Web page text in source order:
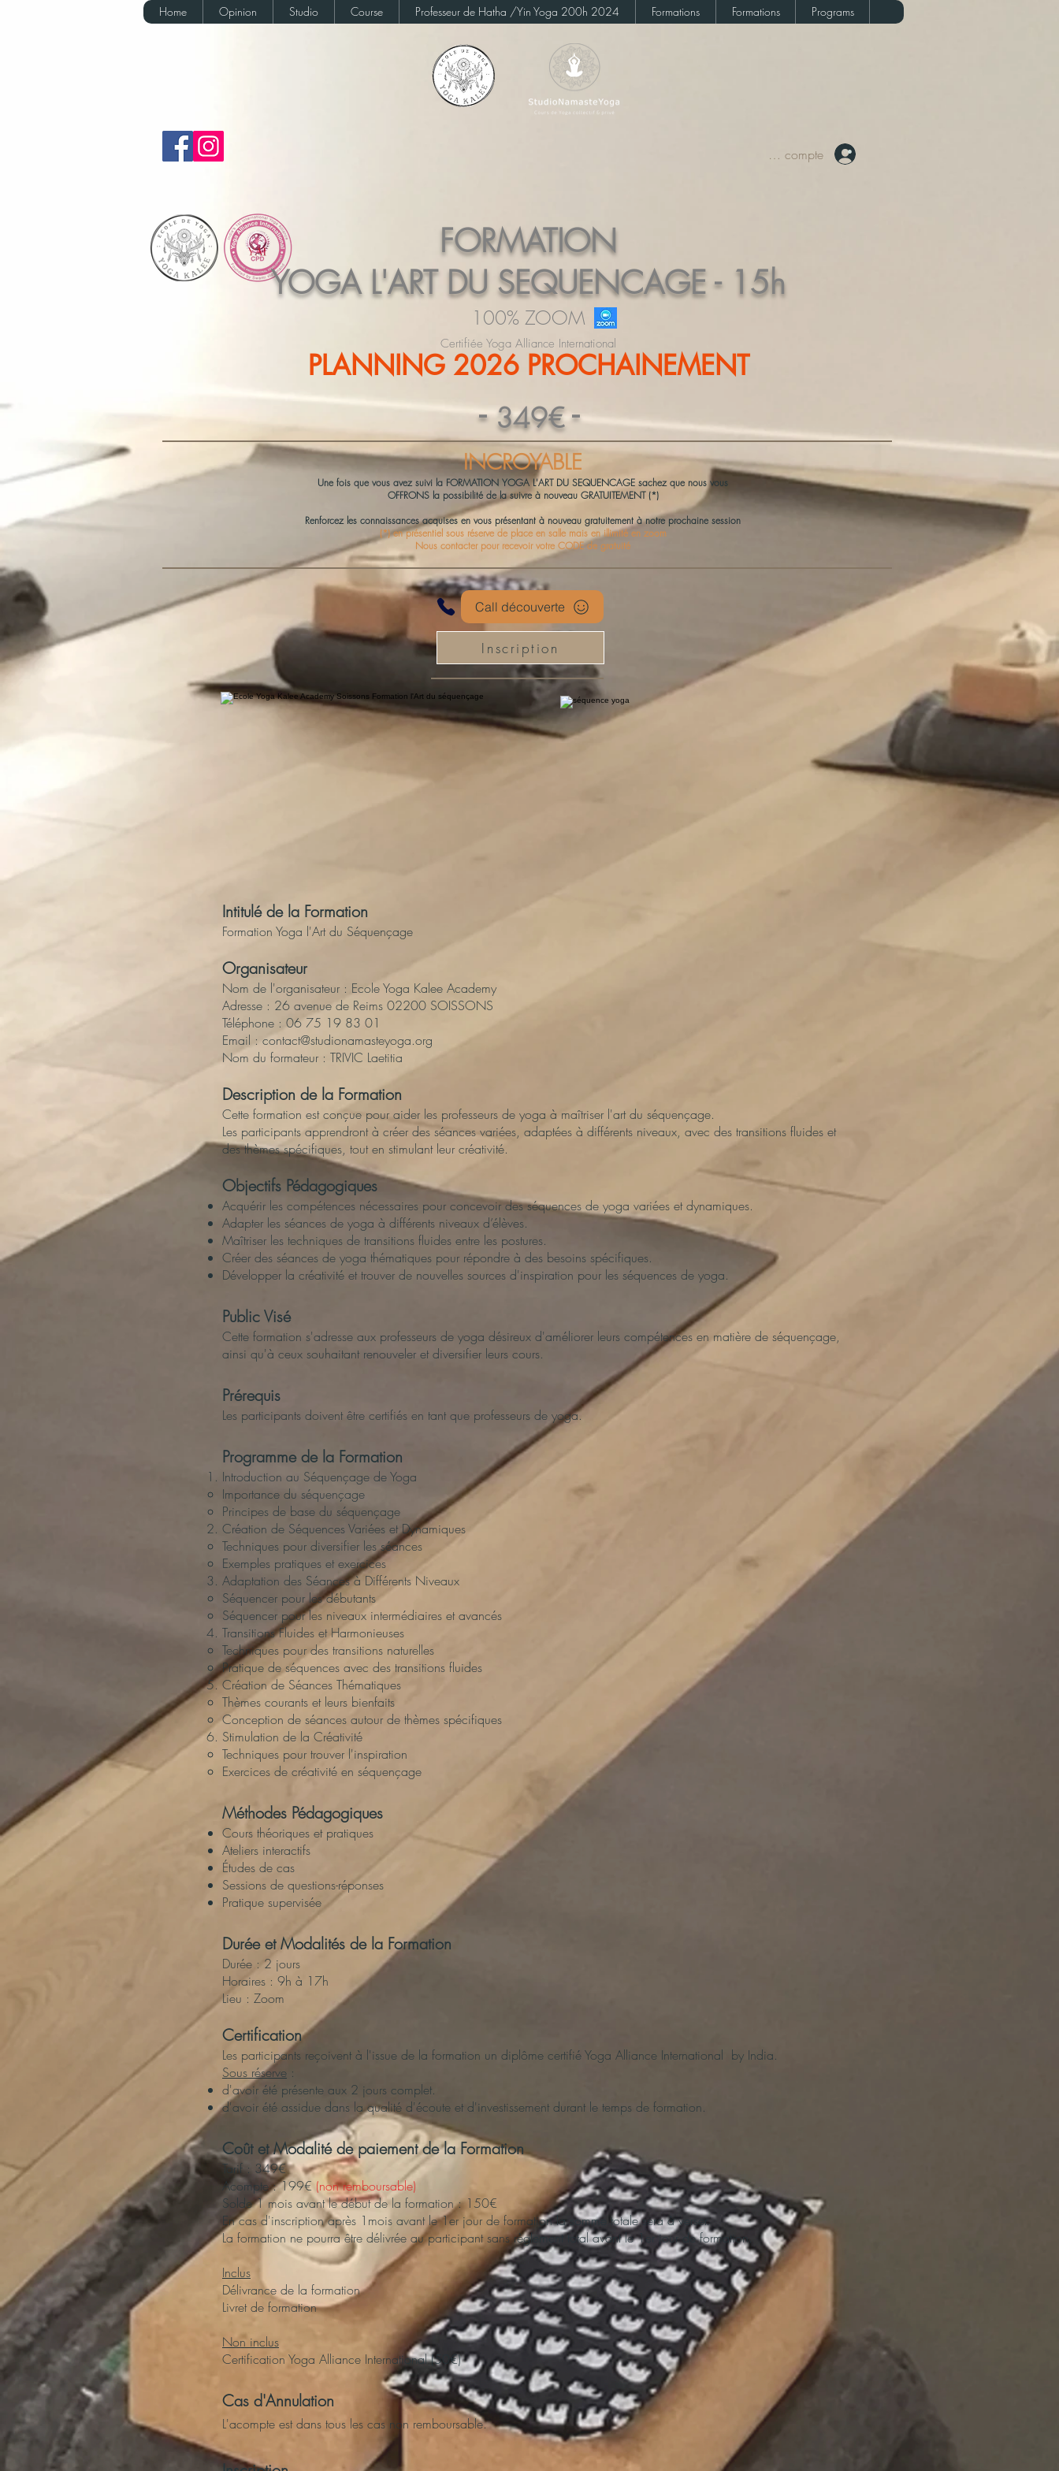
Home Opinion Studio Course Professeur de Hatha /Yin Yoga 200h 2024 Formations Formations Programs
Votre compte
FORMATION
YOGA L'ART DU SEQUENCAGE - 15h
100% ZOOM
Certifiée Yoga Alliance International
PLANNING 2026 PROCHAINEMENT
-349€ -
INCROYABLE
Une fois que vous avez suivi la FORMATION YOGA L'ART DU SEQUENCAGE sachez que nous vous
OFFRONS la possibilité de la suivre à nouveau GRATUITEMENT (*)
Renforcez les connaissances acquises en vous présentant à nouveau gratuitement à notre prochaine session
(*) en présentiel sous réserve de place en salle mais en illimité en zoom
Nous contacter pour recevoir votre CODE de gratuité
Call découverte
Inscription
Intitulé de la Formation
Formation Yoga l'Art du Séquençage
Organisateur
Nom de l'organisateur : Ecole Yoga Kalee Academy
Adresse : 26 avenue de Reims 02200 SOISSONS
Téléphone : 06 75 19 83 01
Email : contact@studionamasteyoga.org
Nom du formateur : TRIVIC Laetitia
Description de la Formation
Cette formation est conçue pour aider les professeurs de yoga à maîtriser l'art du séquençage.
Les participants apprendront à créer des séances variées, adaptées à différents niveaux, avec des transitions fluides et
des thèmes spécifiques, tout en stimulant leur créativité.
Objectifs Pédagogiques
Acquérir les compétences nécessaires pour concevoir des séquences de yoga variées et dynamiques.
Adapter les séances de yoga à différents niveaux d’élèves.
Maîtriser les techniques de transitions fluides entre les postures.
Créer des séances de yoga thématiques pour répondre à des besoins spécifiques.
Développer la créativité et trouver de nouvelles sources d'inspiration pour les séquences de yoga.
Public Visé
Cette formation s'adresse aux professeurs de yoga désireux d'améliorer leurs compétences en matière de séquençage,
ainsi qu'à ceux souhaitant renouveler et diversifier leurs cours.
Prérequis
Les participants doivent être certifiés en tant que professeurs de yoga.
Programme de la Formation
Introduction au Séquençage de Yoga
Importance du séquençage
Principes de base du séquençage
Création de Séquences Variées et Dynamiques
Techniques pour diversifier les séances
Exemples pratiques et exercices
Adaptation des Séances à Différents Niveaux
Séquencer pour les débutants
Séquencer pour les niveaux intermédiaires et avancés
Transitions Fluides et Harmonieuses
Techniques pour des transitions naturelles
Pratique de séquences avec des transitions fluides
Création de Séances Thématiques
Thèmes courants et leurs bienfaits
Conception de séances autour de thèmes spécifiques
Stimulation de la Créativité
Techniques pour trouver l'inspiration
Exercices de créativité en séquençage
Méthodes Pédagogiques
Cours théoriques et pratiques
Ateliers interactifs
Études de cas
Sessions de questions-réponses
Pratique supervisée
Durée et Modalités de la Formation
Durée : 2 jours
Horaires : 9h à 17h
Lieu : Zoom
Certification
Les participants reçoivent à l'issue de la formation un diplôme certifié Yoga Alliance International by India.
Sous réserve :
d'avoir été présente aux 2 jours complet.
d'avoir été assidue dans la qualité d'écoute et d'investissement durant le temps de formation.
Coût et Modalité de paiement de la Formation
Tarif : 349€
Acompte : 199€ (non remboursable)
Solde 1 mois avant le début de la formation : 150€
En cas d'inscription après 1mois avant le 1er jour de formation la somme totale sera à verser.
La formation ne pourra être délivrée au participant sans règlement total avant le 1er jour de formation.
Inclus
Délivrance de la formation
Livret de formation
Non inclus
Certification Yoga Alliance International (50€)
Cas d'Annulation
L'acompte est dans tous les cas non remboursable.